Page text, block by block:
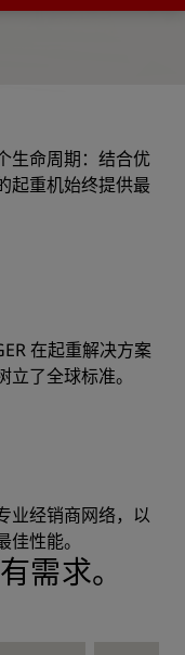
生命周期：结合优
起重机始终提供最
在起重解决方案
了全球标准。
业经销商网络，以
性能。
需求。